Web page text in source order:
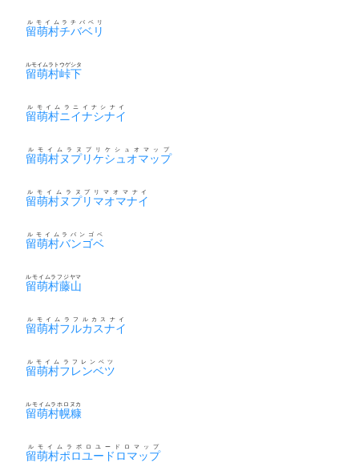
留萌村チバベリ
ルモイムラチバベリ
留萌村峠下
ルモイムラトウゲシタ
留萌村ニイナシナイ
ルモイムラニイナシナイ
留萌村ヌプリケシュオマップ
ルモイムラヌプリケシュオマップ
留萌村ヌプリマオマナイ
ルモイムラヌプリマオマナイ
留萌村バンゴベ
ルモイムラバンゴベ
留萌村藤山
ルモイムラフジヤマ
留萌村フルカスナイ
ルモイムラフルカスナイ
留萌村フレンベツ
ルモイムラフレンベツ
留萌村幌糠
ルモイムラホロヌカ
留萌村ポロユードロマップ
ルモイムラポロユードロマップ